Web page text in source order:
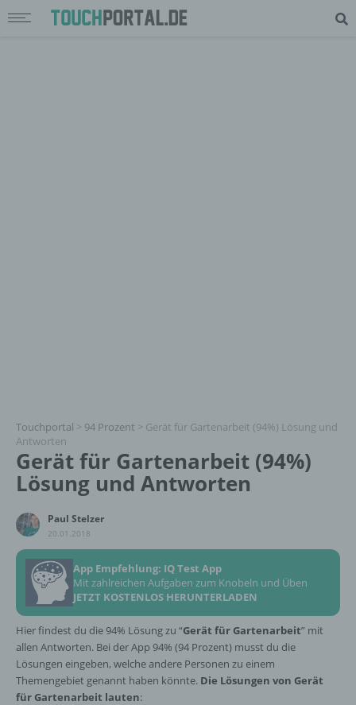
Touchportal > 94 Prozent > Gerät für Gartenarbeit (94%) Lösung und
Antworten
Gerät für Gartenarbeit (94%)
Lösung und Antworten
Paul Stelzer
20.01.2018
App Empfehlung: IQ Test App
Mit zahlreichen Aufgaben zum Knobeln und Üben
JETZT KOSTENLOS HERUNTERLADEN
Hier findest du die 94% Lösung zu “Gerät für Gartenarbeit” mit
allen Antworten. Bei der App 94% (94 Prozent) musst du die
Lösungen eingeben, welche andere Personen zu einem
Themengebiet genannt haben könnte. Die Lösungen von Gerät
für Gartenarbeit lauten: